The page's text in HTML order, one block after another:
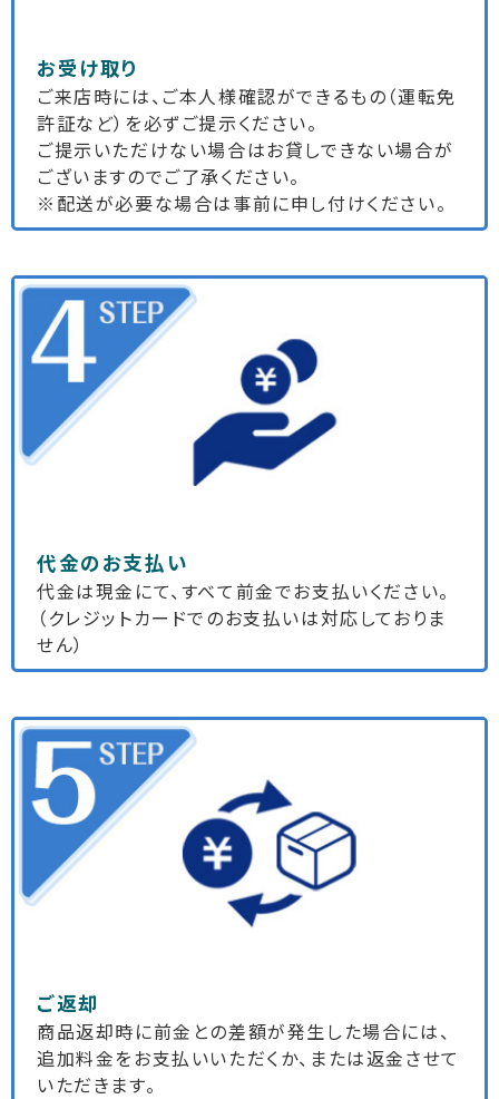
お受け取り
ご来店時には、ご本人様確認ができるもの（運転免
許証など）を必ずご提示ください。
ご提示いただけない場合はお貸しできない場合が
ございますのでご了承ください。
※配送が必要な場合は事前に申し付けください。
代金のお支払い
代金は現金にて、すべて前金でお支払いください。
（クレジットカードでのお支払いは対応しておりま
せん）
ご返却
商品返却時に前金との差額が発生した場合には、
追加料金をお支払いいただくか、または返金させて
いただきます。